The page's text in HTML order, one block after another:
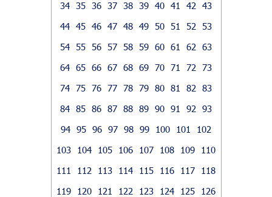
34 35 36 37 38 39 40 41 42
43
44 45 46 47 48 49 50 51 52
53
54 55 56 57 58 59 60 61 62
63
64 65 66 67 68 69 70 71 72
73
74 75 76 77 78 79 80 81 82
83
84 85 86 87 88 89 90 91 92
93
94 95 96 97 98 99 100 101
102
103
104 105 106 107 108 109
110
111
112 113 114 115 116 117
118
119
120 121 122 123 124 125
126